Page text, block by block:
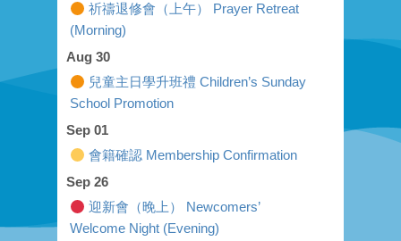
祈禱退修會（上午） Prayer Retreat
(Morning)
Aug 30
兒童主日學升班禮 Children’s Sunday
School Promotion
Sep 01
會籍確認 Membership Confirmation
Sep 26
迎新會（晚上） Newcomers’
Welcome Night (Evening)